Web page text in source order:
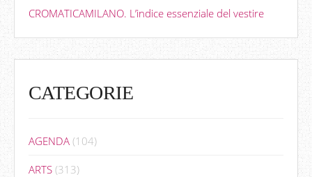
CROMATICAMILANO. L’indice essenziale del vestire
CATEGORIE
AGENDA (104)
ARTS (313)